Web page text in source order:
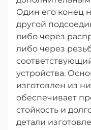
Один его конец
другой
либо через
либо через
устройства.
изготовлен из
обеспечивает
стойкость и
детали